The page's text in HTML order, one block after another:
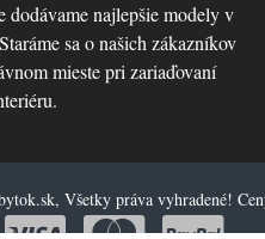
dodávame najlepšie modely v
sa o našich zákazníkov
mieste pri zariaďovaní
Všetky práva vyhradené!